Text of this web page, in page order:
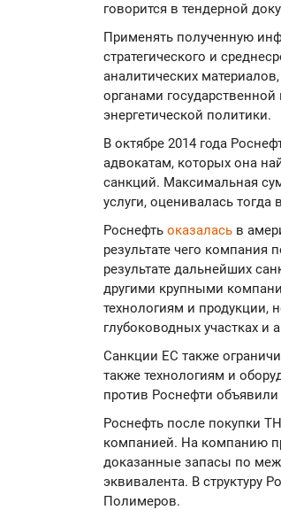
говорится в тендерной
Применять полученную
стратегического и
аналитических
органами
энергетической политики.
В октябре 2014 года
адвокатам, которых она
санкций. Максимальная
услуги, оценивалась тогда
Роснефть оказалась в
результате чего
результате дальнейших
другими крупными
технологиям и продукции,
глубоководных участках и
Санкции ЕС также
также технологиям и
против Роснефти
Роснефть после покупки
компанией. На компанию
доказанные запасы по
эквивалента. В структуру
Полимеров.